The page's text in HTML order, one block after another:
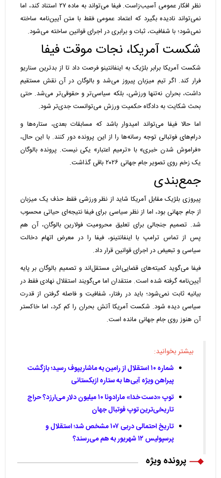
نظر افکار عمومی آسیب‌زاست. فیفا می‌تواند به ماده ۲۷ استناد کند، اما
نمی‌تواند نادیده بگیرد که اعتماد عمومی فقط با متن آیین‌نامه ساخته
نمی‌شود؛ با شفافیت، ثبات و برابری در اجرای قوانین ساخته می‌شود.
شکست آمریکا، نجات موقت فیفا
شکست آمریکا برابر بلژیک به اینفانتینو فرصت داد تا از بدترین سناریو
فرار کند. اگر تیم میزبان پیروز می‌شد و بالوگان در آن نقش مستقیم
داشت، بحران نه‌تنها ورزشی، بلکه سیاسی‌تر و حقوقی‌تر می‌شد. حتی
بحث شکایت به دادگاه حکمیت ورزش می‌توانست جدی‌تر شود.
اما حالا فیفا می‌تواند امیدوار باشد که مسابقات بعدی، ستاره‌ها و
درام‌های فوتبالی توجه رسانه‌ها را از این پرونده دور کنند. با این حال،
«فراموش شدن خبری» با «ترمیم اعتبار» یکی نیست. پرونده بالوگان
یک زخم روی تصویر جام جهانی ۲۰۲۶ باقی گذاشت.
جمع‌بندی
پیروزی بلژیک مقابل آمریکا شاید از نظر ورزشی فقط حذف یک میزبان
از جام جهانی بود، اما از نظر سیاسی برای فیفا نتیجه‌ای حیاتی محسوب
شد. تصمیم جنجالی برای تعلیق محرومیت فولارین بالوگان، آن هم
پس از تماس ترامپ با اینفانتینو، فیفا را در معرض اتهام دخالت
سیاسی و تبعیض در اجرای قوانین قرار داد.
فیفا می‌گوید کمیته‌های قضایی‌اش مستقل‌اند و تصمیم بالوگان بر پایه
آیین‌نامه گرفته شده است. منتقدان اما می‌گویند استقلال نهادی فقط در
بیانیه ثابت نمی‌شود؛ باید در رفتار، شفافیت و فاصله گرفتن از قدرت
سیاسی دیده شود. شکست آمریکا آتش بحران را کم کرد، اما خاکستر
آن هنوز روی جام جهانی مانده است.
بیشتر بخوانید:
شماره ۱۰ استقلال از رامین به ماشاریپوف رسید؛ بازگشت
پیراهن ویژه آبی‌ها به ستاره ازبکستانی
توپ «دست خدا» مارادونا ۱۰ میلیون دلار می‌ارزد؟ حراج
تاریخی‌ترین توپ فوتبال جهان
تاریخ احتمالی دربی ۱۰۷ مشخص شد؛ استقلال و
پرسپولیس ۱۲ شهریور به هم می‌رسند؟
پرونده ویژه